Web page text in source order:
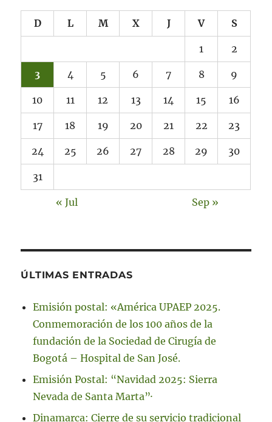
D L M X J V S
1 2
3 4 5 6 7 8 9
10 11 12 13 14 15 16
17 18 19 20 21 22 23
24 25 26 27 28 29 30
31
« Jul Sep »
ÚLTIMAS ENTRADAS
Emisión postal: «América UPAEP 2025.
Conmemoración de los 100 años de la
fundación de la Sociedad de Cirugía de
Bogotá – Hospital de San José.
Emisión Postal: “Navidad 2025: Sierra
Nevada de Santa Marta”·
Dinamarca: Cierre de su servicio tradicional